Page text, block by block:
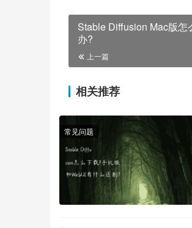
Stable Diffusion Mac版怎
办?
上一篇
相关推荐
常见问题